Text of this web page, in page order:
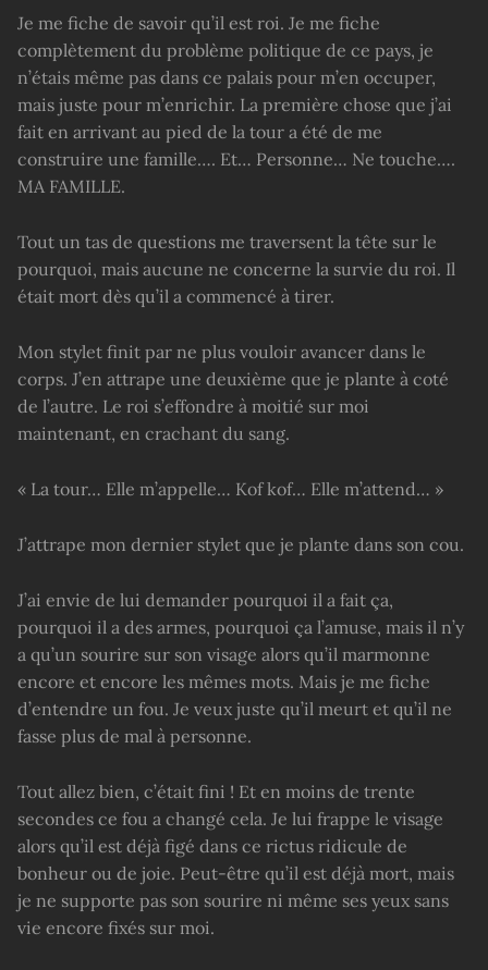
Je me fiche de savoir qu’il est roi. Je me fiche
complètement du problème politique de ce pays, je
n’étais même pas dans ce palais pour m’en occuper,
mais juste pour m’enrichir. La première chose que j’ai
fait en arrivant au pied de la tour a été de me
construire une famille…. Et… Personne… Ne touche….
MA FAMILLE.
Tout un tas de questions me traversent la tête sur le
pourquoi, mais aucune ne concerne la survie du roi. Il
était mort dès qu’il a commencé à tirer.
Mon stylet finit par ne plus vouloir avancer dans le
corps. J’en attrape une deuxième que je plante à coté
de l’autre. Le roi s’effondre à moitié sur moi
maintenant, en crachant du sang.
« La tour… Elle m’appelle… Kof kof… Elle m’attend… »
J’attrape mon dernier stylet que je plante dans son cou.
J’ai envie de lui demander pourquoi il a fait ça,
pourquoi il a des armes, pourquoi ça l’amuse, mais il n’y
a qu’un sourire sur son visage alors qu’il marmonne
encore et encore les mêmes mots. Mais je me fiche
d’entendre un fou. Je veux juste qu’il meurt et qu’il ne
fasse plus de mal à personne.
Tout allez bien, c’était fini ! Et en moins de trente
secondes ce fou a changé cela. Je lui frappe le visage
alors qu’il est déjà figé dans ce rictus ridicule de
bonheur ou de joie. Peut-être qu’il est déjà mort, mais
je ne supporte pas son sourire ni même ses yeux sans
vie encore fixés sur moi.